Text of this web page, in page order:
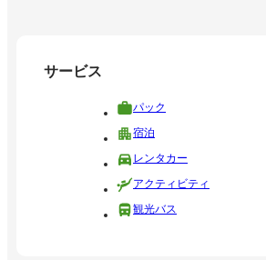
サービス
パック
宿泊
レンタカー
アクティビティ
観光バス